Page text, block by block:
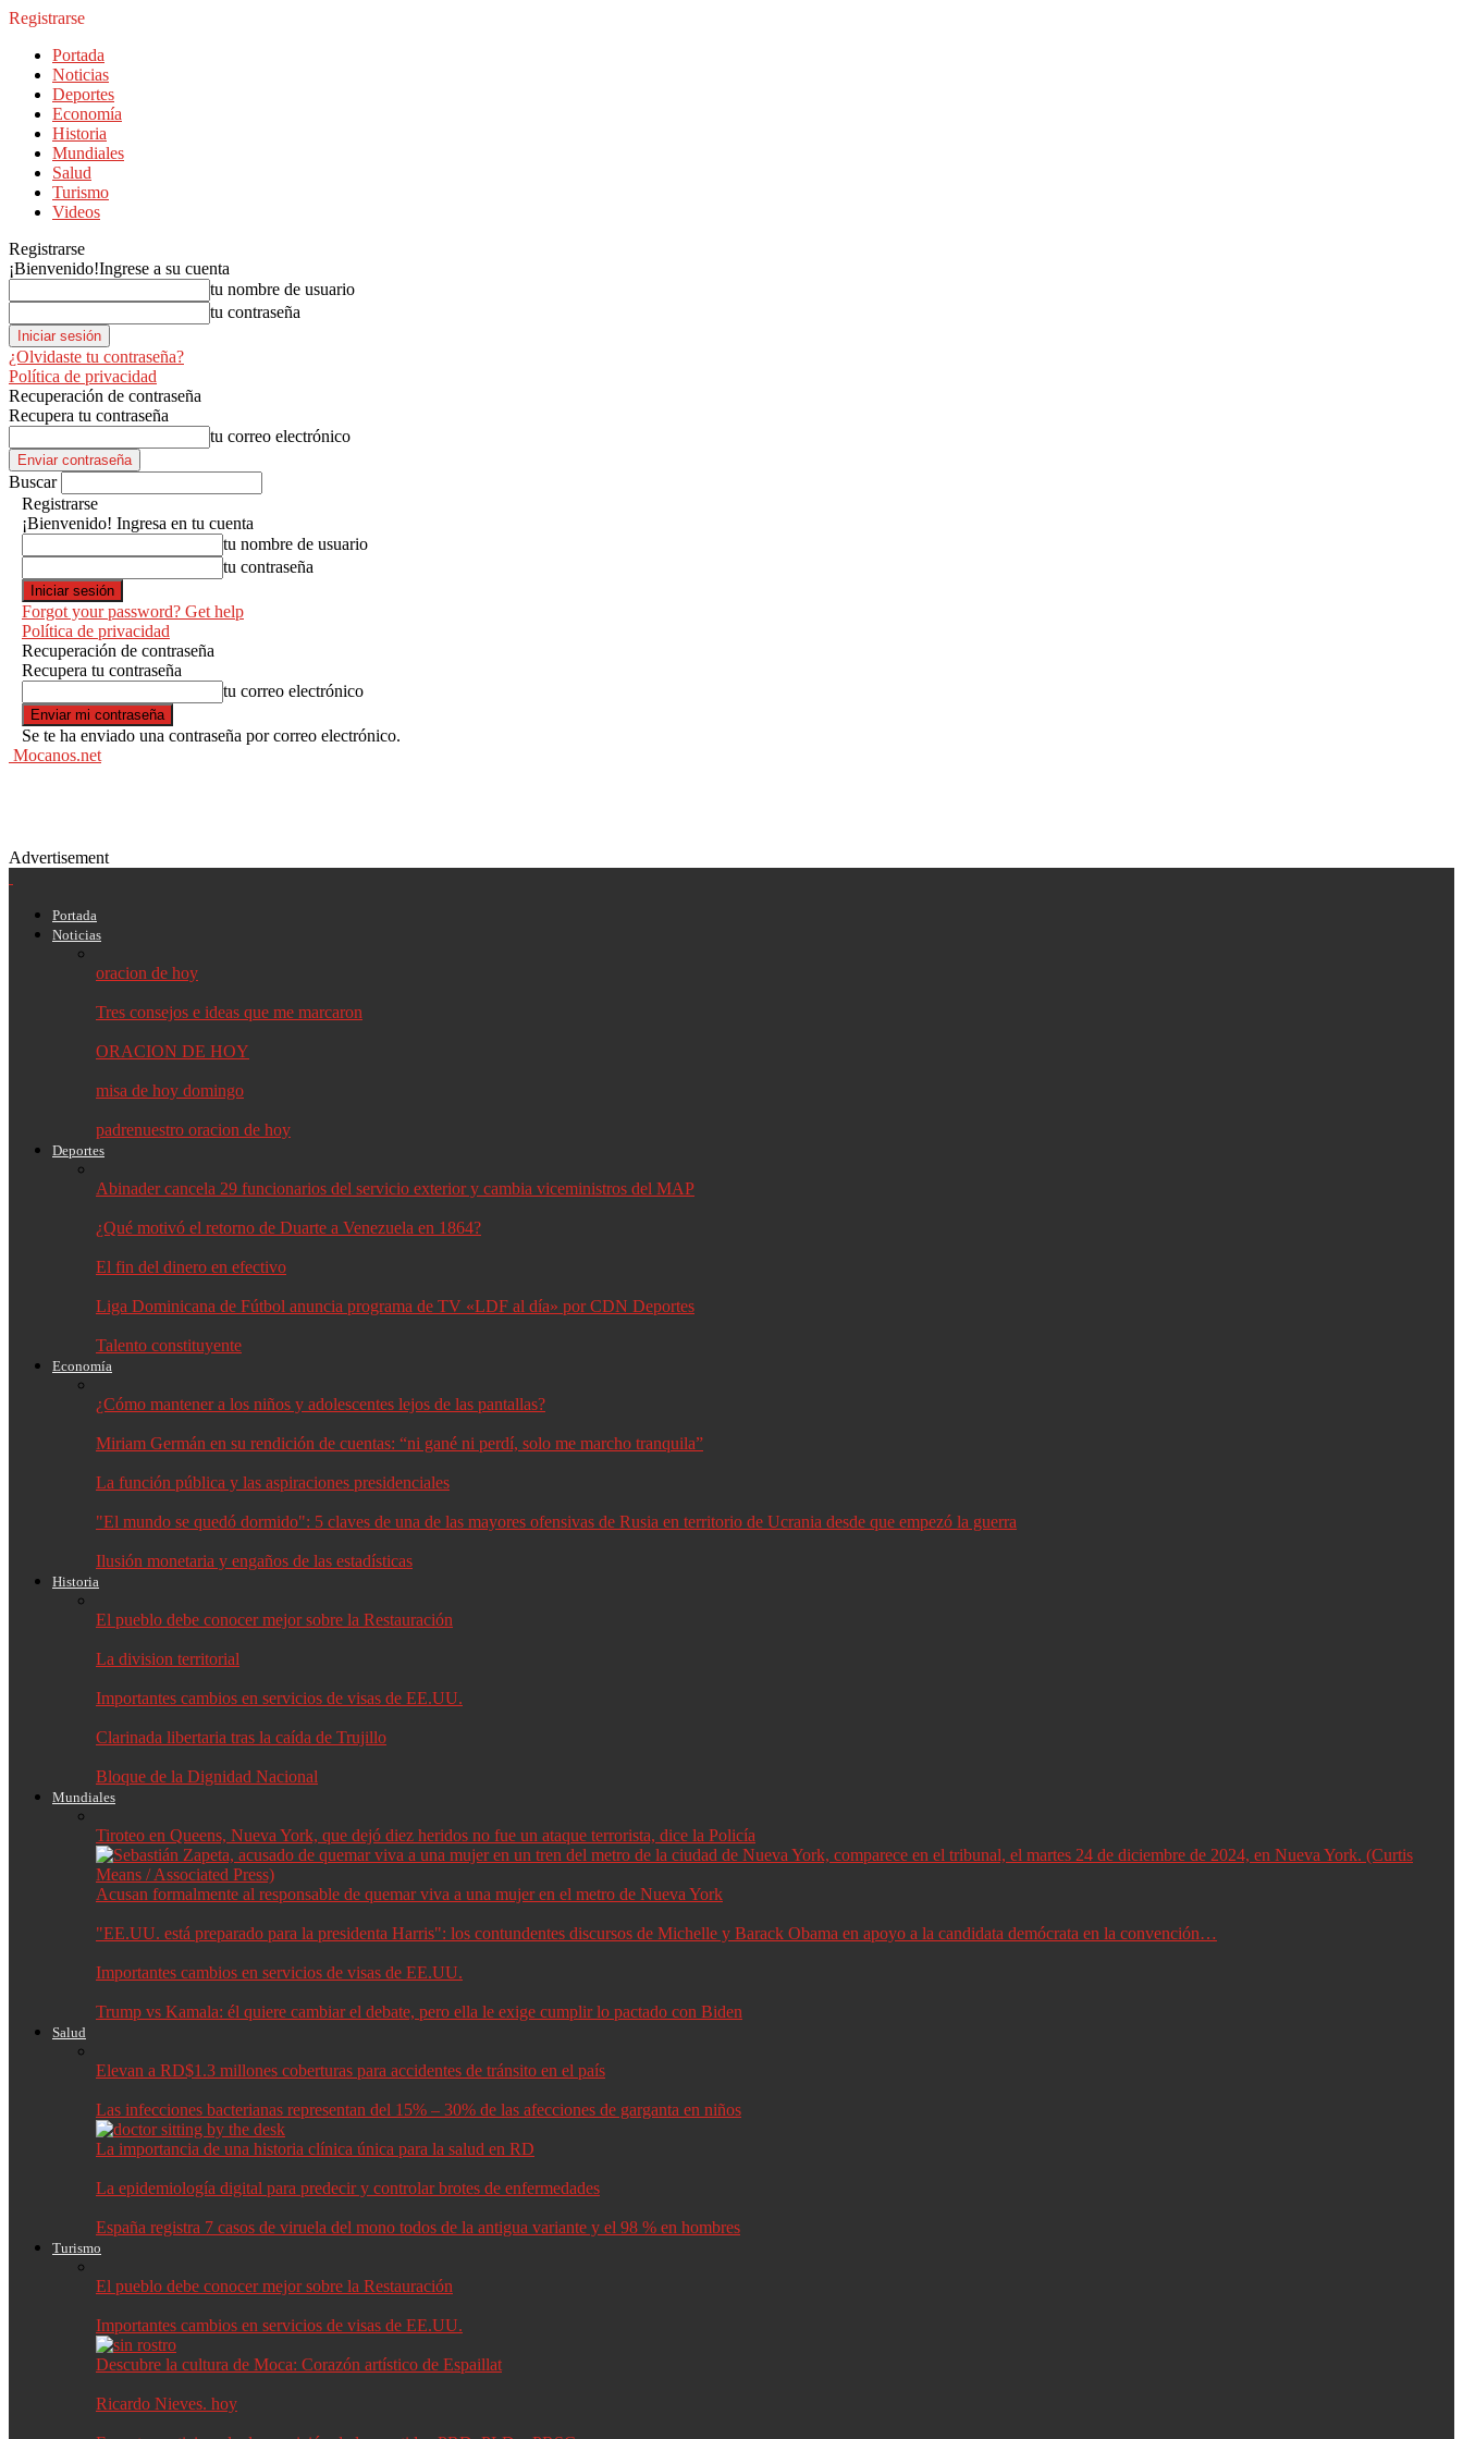
Registrarse
Portada
Noticias
Deportes
Economía
Historia
Mundiales
Salud
Turismo
Videos
Registrarse
¡Bienvenido!Ingrese a su cuenta
tu nombre de usuario
tu contraseña
¿Olvidaste tu contraseña?
Política de privacidad
Recuperación de contraseña
Recupera tu contraseña
tu correo electrónico
Buscar
Registrarse
¡Bienvenido! Ingresa en tu cuenta
tu nombre de usuario
tu contraseña
Forgot your password? Get help
Política de privacidad
Recuperación de contraseña
Recupera tu contraseña
tu correo electrónico
Se te ha enviado una contraseña por correo electrónico.
Mocanos.net
Advertisement
Portada
Noticias
oracion de hoy
Tres consejos e ideas que me marcaron
ORACION DE HOY
misa de hoy domingo
padrenuestro oracion de hoy
Deportes
Abinader cancela 29 funcionarios del servicio exterior y cambia viceministros del MAP
¿Qué motivó el retorno de Duarte a Venezuela en 1864?
El fin del dinero en efectivo
Liga Dominicana de Fútbol anuncia programa de TV «LDF al día» por CDN Deportes
Talento constituyente
Economía
¿Cómo mantener a los niños y adolescentes lejos de las pantallas?
Miriam Germán en su rendición de cuentas: “ni gané ni perdí, solo me marcho tranquila”
La función pública y las aspiraciones presidenciales
"El mundo se quedó dormido": 5 claves de una de las mayores ofensivas de Rusia en territorio de Ucrania desde que empezó la guerra
Ilusión monetaria y engaños de las estadísticas
Historia
El pueblo debe conocer mejor sobre la Restauración
La division territorial
Importantes cambios en servicios de visas de EE.UU.
Clarinada libertaria tras la caída de Trujillo
Bloque de la Dignidad Nacional
Mundiales
Tiroteo en Queens, Nueva York, que dejó diez heridos no fue un ataque terrorista, dice la Policía
Acusan formalmente al responsable de quemar viva a una mujer en el metro de Nueva York
"EE.UU. está preparado para la presidenta Harris": los contundentes discursos de Michelle y Barack Obama en apoyo a la candidata demócrata en la convención…
Importantes cambios en servicios de visas de EE.UU.
Trump vs Kamala: él quiere cambiar el debate, pero ella le exige cumplir lo pactado con Biden
Salud
Elevan a RD$1.3 millones coberturas para accidentes de tránsito en el país
Las infecciones bacterianas representan del 15% – 30% de las afecciones de garganta en niños
La importancia de una historia clínica única para la salud en RD
La epidemiología digital para predecir y controlar brotes de enfermedades
España registra 7 casos de viruela del mono todos de la antigua variante y el 98 % en hombres
Turismo
El pueblo debe conocer mejor sobre la Restauración
Importantes cambios en servicios de visas de EE.UU.
Descubre la cultura de Moca: Corazón artístico de Espaillat
Ricardo Nieves. hoy